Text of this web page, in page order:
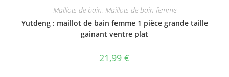
Maillots de bain, Maillots de bain femme
Yutdeng : maillot de bain femme 1 pièce grande taille
gainant ventre plat
21,99 €